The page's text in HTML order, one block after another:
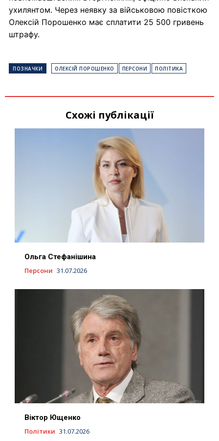
ухилянтом. Через неявку за військовою повісткою
Олексій Порошенко має сплатити 25 500 гривень
штрафу.
ПОЗНАЧКИ ОЛЕКСІЙ ПОРОШЕНКО ПЕРСОНИ ПОЛІТИКА
Схожі публікації
Ольга Стефанішина
Персони 31.07.2026
Віктор Ющенко
Політики 31.07.2026